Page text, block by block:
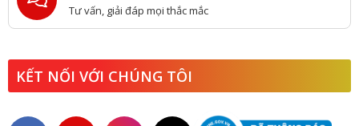
Tư vấn, giải đáp mọi thắc mắc
KẾT NỐI VỚI CHÚNG TÔI